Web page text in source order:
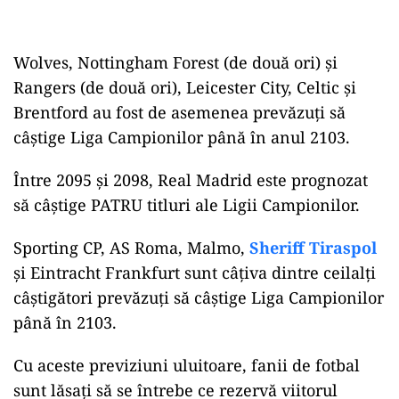
Wolves, Nottingham Forest (de două ori) și
Rangers (de două ori), Leicester City, Celtic și
Brentford au fost de asemenea prevăzuți să
câștige Liga Campionilor până în anul 2103.
Între 2095 și 2098, Real Madrid este prognozat
să câștige PATRU titluri ale Ligii Campionilor.
Sporting CP, AS Roma, Malmo, Sheriff Tiraspol
și Eintracht Frankfurt sunt câțiva dintre ceilalți
câștigători prevăzuți să câștige Liga Campionilor
până în 2103.
Cu aceste previziuni uluitoare, fanii de fotbal
sunt lăsați să se întrebe ce rezervă viitorul